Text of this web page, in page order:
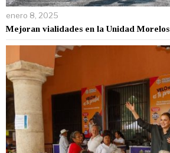
enero 8, 2025
Mejoran vialidades en la Unidad Morelos